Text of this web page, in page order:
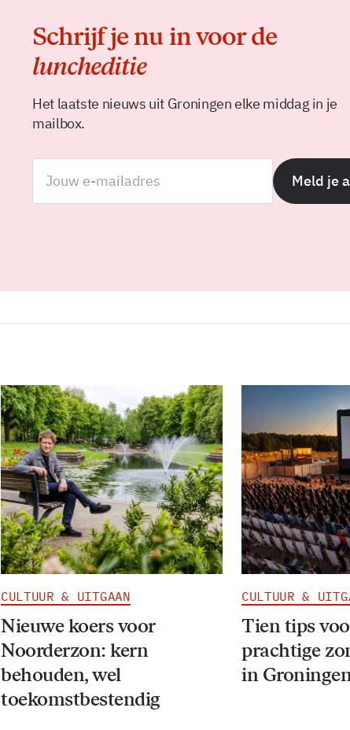
Schrijf je nu in voor de
luncheditie
Het laatste nieuws uit Groningen elke middag in je
mailbox.
Meld je
CULTUUR & UITGAAN
Nieuwe koers voor
Noorderzon: kern
behouden, wel
toekomstbestendig
CULTUUR &
Tien tips
prachtige
in Groningen